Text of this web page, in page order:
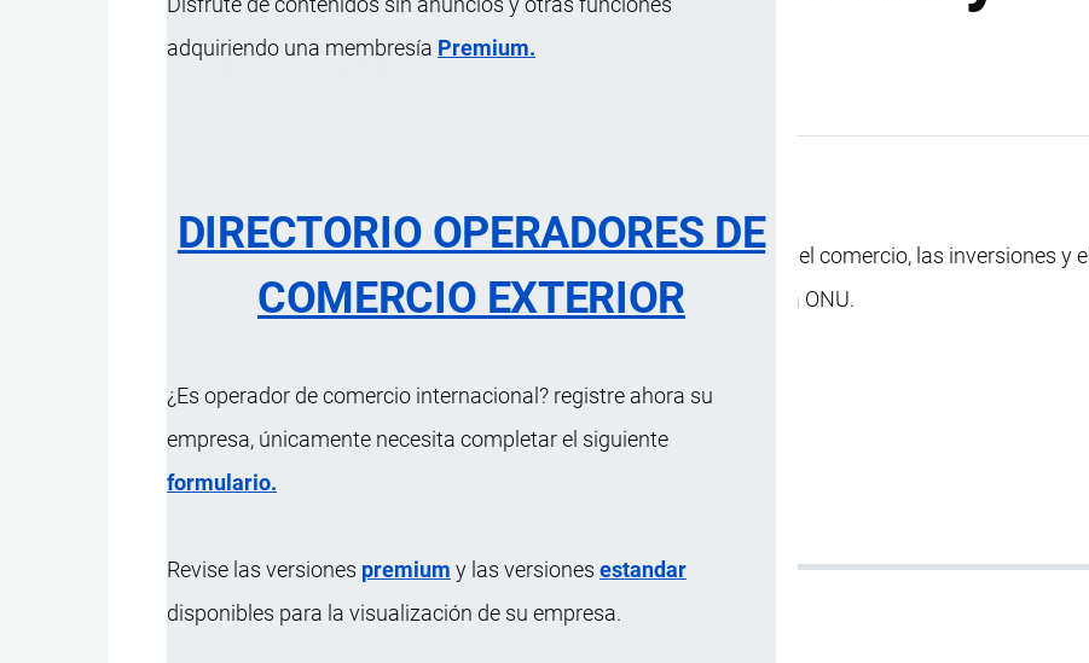
adquiriendo una membresía Premium.
DIRECTORIO OPERADORES DE
COMERCIO EXTERIOR
¿Es operador de comercio internacional? registre ahora su
empresa, únicamente necesita completar el siguiente
formulario.
Revise las versiones premium y las versiones estandar
disponibles para la visualización de su empresa.
desarrollo
Organización creada en 1964 para asuntos relacionados con el comercio, las inversiones y el
desarrollo, es el principal órgano de la Asamblea General de la ONU.
Sinónimos